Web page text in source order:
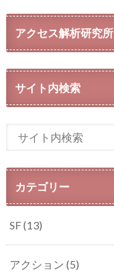
アクセス解析研究所
サイト内検索
カテゴリー
SF(13)
アクション (5)